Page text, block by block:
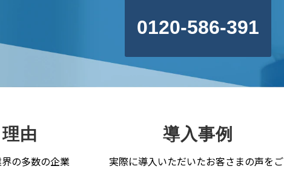
0120-586-391
由
の多数の企業
導入事例
実際に導入いただいたお客さまの声をご